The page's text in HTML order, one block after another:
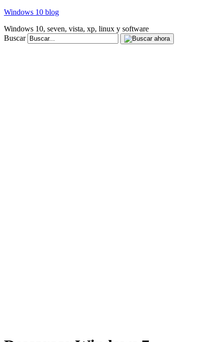
Windows 10 blog
Windows 10, seven, vista, xp, linux y software
Buscar